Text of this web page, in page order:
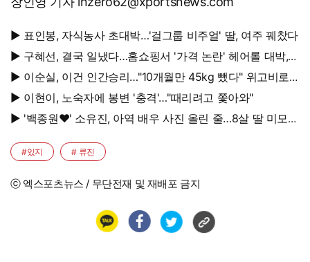
▶ 표인봉, 자식농사 초대박…'걸그룹 비주얼' 딸, 여주 꿰찼다
▶ 구혜선, 결국 일냈다…홈쇼핑서 '가격 논란' 헤어롤 대박,
무려 '3만 장' 돌파
▶ 이순실, 이건 인간승리…"10개월만 45kg 뺐다" 위고비로
대박, 몰라보게 달라졌다
▶ 이현이, 노숙자에 봉변 '충격'…"때리려고 쫓아와"
▶ '백종원♥' 소유진, 아역 배우 사진 올린 줄…8살 딸 미모
#있지 # 류진
ⓒ 엑스포츠뉴스 / 무단전재 및 재배포 금지